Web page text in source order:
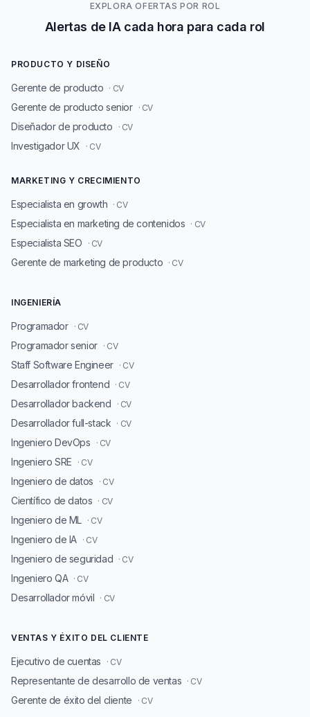
EXPLORA OFERTAS POR ROL
Alertas de IA cada hora para cada rol
PRODUCTO Y DISEÑO
Gerente de producto · CV
Gerente de producto senior · CV
Diseñador de producto · CV
Investigador UX · CV
MARKETING Y CRECIMIENTO
Especialista en growth · CV
Especialista en marketing de contenidos · CV
Especialista SEO · CV
Gerente de marketing de producto · CV
INGENIERÍA
Programador · CV
Programador senior · CV
Staff Software Engineer · CV
Desarrollador frontend · CV
Desarrollador backend · CV
Desarrollador full-stack · CV
Ingeniero DevOps · CV
Ingeniero SRE · CV
Ingeniero de datos · CV
Científico de datos · CV
Ingeniero de ML · CV
Ingeniero de IA · CV
Ingeniero de seguridad · CV
Ingeniero QA · CV
Desarrollador móvil · CV
VENTAS Y ÉXITO DEL CLIENTE
Ejecutivo de cuentas · CV
Representante de desarrollo de ventas · CV
Gerente de éxito del cliente · CV